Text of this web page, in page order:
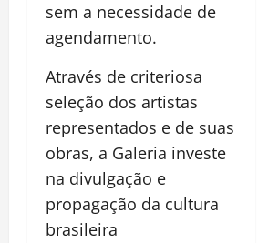
sem a necessidade de
agendamento.
Através de criteriosa
seleção dos artistas
representados e de suas
obras, a Galeria investe
na divulgação e
propagação da cultura
brasileira